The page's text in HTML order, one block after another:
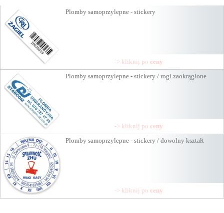
Plomby samoprzylepne - stickery
-> kliknij po ceny
Plomby samoprzylepne - stickery / rogi zaokrąglone
-> kliknij po ceny
Plomby samoprzylepne - stickery / dowolny kształt
-> kliknij po ceny